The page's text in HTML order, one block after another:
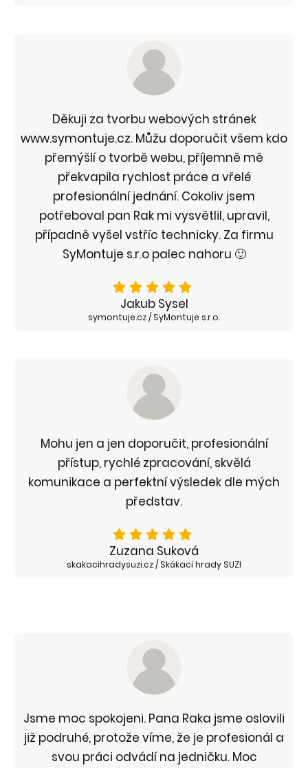
Děkuji za tvorbu webových stránek
www.symontuje.cz. Můžu doporučit všem kdo
přemýšlí o tvorbě webu, příjemně mě
překvapila rychlost práce a vřelé
profesionální jednání. Cokoliv jsem
potřeboval pan Rak mi vysvětlil, upravil,
případně vyšel vstříc technicky. Za firmu
SyMontuje s.r.o palec nahoru 🙂
Jakub Sysel
symontuje.cz / SyMontuje s.r.o.
Mohu jen a jen doporučit, profesionální
přístup, rychlé zpracování, skvělá
komunikace a perfektní výsledek dle mých
představ.
Zuzana Suková
skakacihradysuzi.cz / Skákací hrady SUZI
Jsme moc spokojeni. Pana Raka jsme oslovili
již podruhé, protože víme, že je profesionál a
svou práci odvádí na jedničku. Moc